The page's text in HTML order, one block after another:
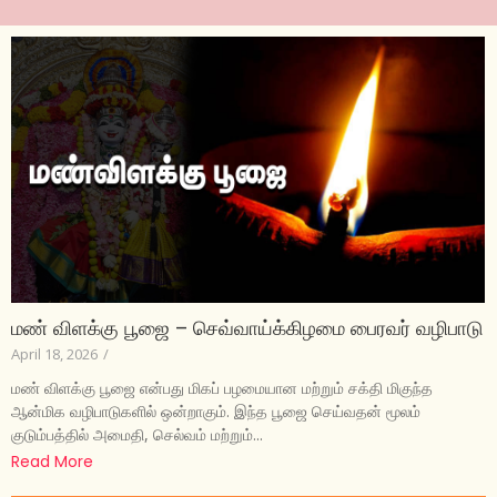
மண் விளக்கு பூஜை – செவ்வாய்க்கிழமை பைரவர் வழிபாடு
April 18, 2026 /
மண் விளக்கு பூஜை என்பது மிகப் பழமையான மற்றும் சக்தி மிகுந்த
ஆன்மிக வழிபாடுகளில் ஒன்றாகும். இந்த பூஜை செய்வதன் மூலம்
குடும்பத்தில் அமைதி, செல்வம் மற்றும்...
Read More